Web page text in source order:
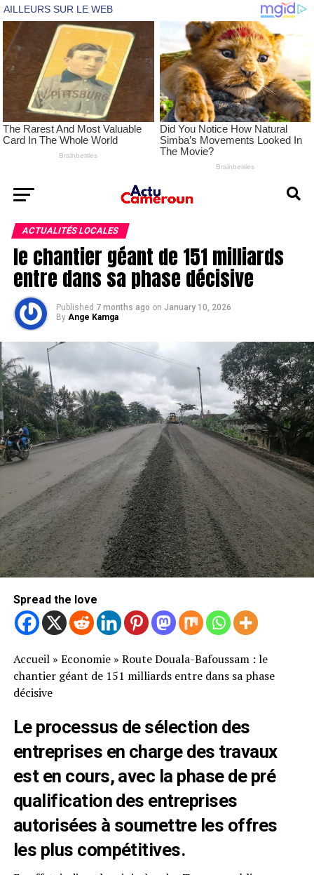
ACTUALITÉS LOCALES
le chantier géant de 151 milliards
entre dans sa phase décisive
Published 7 months ago on January 10, 2026
By Ange Kamga
Spread the love
Accueil» Economie» Route Douala-Bafoussam : le
chantier géant de 151 milliards entre dans sa phase
décisive
Le processus de sélection des
entreprises en charge des travaux
est en cours, avec la phase de pré
qualification des entreprises
autorisées à soumettre les offres
les plus compétitives.